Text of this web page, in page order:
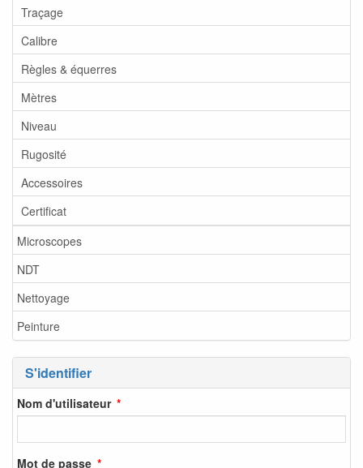
Traçage
Calibre
Règles & équerres
Mètres
Niveau
Rugosité
Accessoires
Certificat
Microscopes
NDT
Nettoyage
Peinture
S'identifier
Nom d'utilisateur
Mot de passe